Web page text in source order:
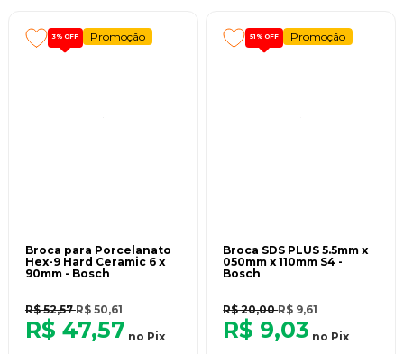
3% OFF Promoção
Broca para Porcelanato
Hex-9 Hard Ceramic 6 x
90mm - Bosch
R$ 52,57R$ 50,61
R$ 47,57 no Pix
51% OFF Promoção
Broca SDS PLUS 5.5mm x
050mm x 110mm S4 -
Bosch
R$ 20,00R$ 9,61
R$ 9,03 no Pix